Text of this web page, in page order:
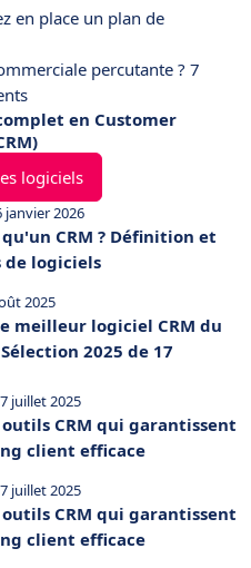
en place un plan de
percutante ? 7
en Customer
logiciels
janvier 2026
CRM ? Définition et
de logiciels
2025
meilleur logiciel CRM du
2025 de 17
7 juillet 2025
outils CRM qui garantissent
client efficace
7 juillet 2025
outils CRM qui garantissent
client efficace